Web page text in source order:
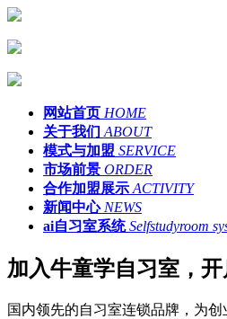
网站首页 HOME
关于我们 ABOUT
模式与加盟 SERVICE
市场前景 ORDER
合作加盟展示 ACTIVITY
新闻中心 NEWS
ai自习室系统 Selfstudyroom
加入牛童学自习室，
国内领先的自习室连锁品牌，为